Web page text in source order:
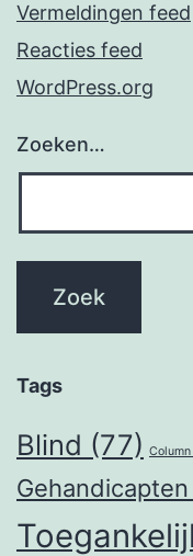
Vermeldingen feed
Reacties feed
WordPress.org
Zoeken…
Tags
Blind (77) Column
Gehandicapten